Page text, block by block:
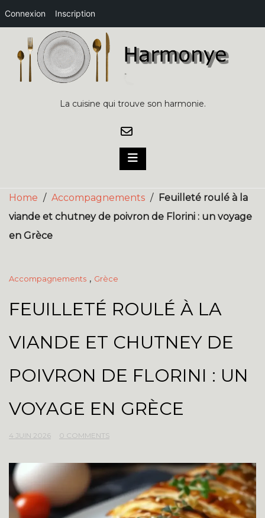
Connexion Inscription
content
La cuisine qui trouve son harmonie.
Home / Accompagnements /
Feuilleté roulé à la
viande et chutney de poivron de Florini : un voyage
en Grèce
Accompagnements , Grèce
FEUILLETÉ ROULÉ À LA
VIANDE ET CHUTNEY DE
POIVRON DE FLORINI : UN
VOYAGE EN GRÈCE
4 JUIN 2026 0 COMMENTS